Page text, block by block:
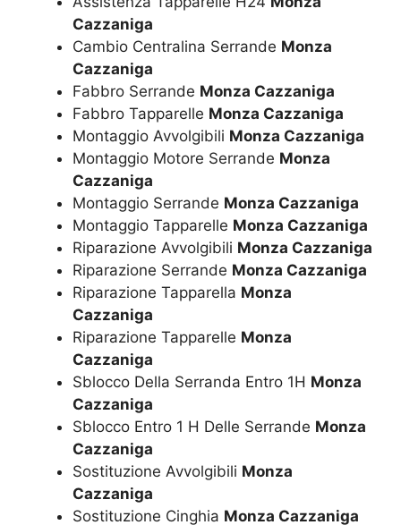
Cazzaniga
Cambio Centralina Serrande Monza
Cazzaniga
Fabbro Serrande Monza Cazzaniga
Fabbro Tapparelle Monza Cazzaniga
Montaggio Avvolgibili Monza Cazzaniga
Montaggio Motore Serrande Monza
Cazzaniga
Montaggio Serrande Monza Cazzaniga
Montaggio Tapparelle Monza Cazzaniga
Riparazione Avvolgibili Monza Cazzaniga
Riparazione Serrande Monza Cazzaniga
Riparazione Tapparella Monza
Cazzaniga
Riparazione Tapparelle Monza
Cazzaniga
Sblocco Della Serranda Entro 1H Monza
Cazzaniga
Sblocco Entro 1 H Delle Serrande Monza
Cazzaniga
Sostituzione Avvolgibili Monza
Cazzaniga
Sostituzione Cinghia Monza Cazzaniga